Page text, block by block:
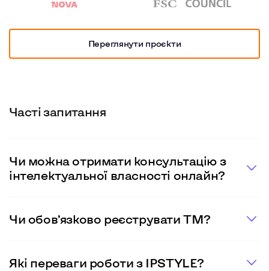
Переглянути проєкти
Часті запитання
Чи можна отримати консультацію з
інтелектуальної власності онлайн?
Чи обов’язково реєструвати ТМ?
Які переваги роботи з IPSTYLE?